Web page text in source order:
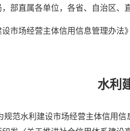
部直属各单位，各省、自治区、
设市场经营主体信用信息管理办
水利
规范水利建设市场经营主体信用